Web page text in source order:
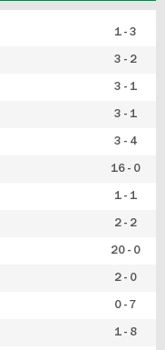
1 - 3
3 - 2
3 - 1
3 - 1
3 - 4
16 - 0
1 - 1
2 - 2
20 - 0
2 - 0
0 - 7
1 - 8